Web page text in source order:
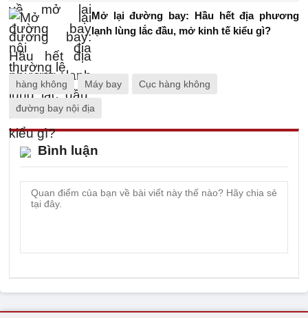
Mở lại đường bay: Hầu hết địa phương
lạnh lùng lắc đầu, mở kinh tế kiểu gì?
hàng không Máy bay Cục hàng không
đường bay nội địa
Bình luận